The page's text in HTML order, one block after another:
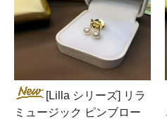
[Lilla シリーズ] リラ
ミュージック ピンブロー